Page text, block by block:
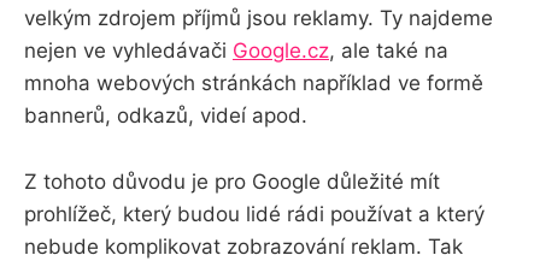
velkým zdrojem příjmů jsou reklamy. Ty najdeme
nejen ve vyhledávači Google.cz, ale také na
mnoha webových stránkách například ve formě
bannerů, odkazů, videí apod.
Z tohoto důvodu je pro Google důležité mít
prohlížeč, který budou lidé rádi používat a který
nebude komplikovat zobrazování reklam. Tak